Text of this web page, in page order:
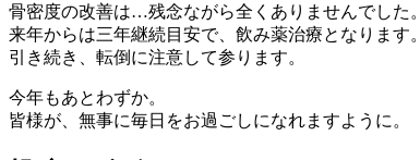
骨密度の改善は…残念ながら全くありませんでした。
来年からは三年継続目安で、飲み薬治療となります。
引き続き、転倒に注意して参ります。
今年もあとわずか。
皆様が、無事に毎日をお過ごしになれますように。